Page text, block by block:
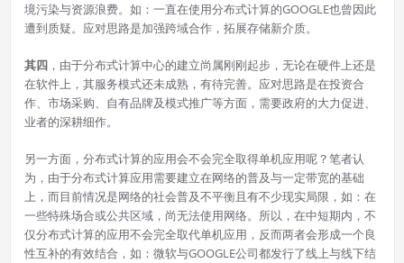
境污染与资源浪费。如：一直在使用分布式计算的GOOGLE也曾因此
遭到质疑。应对思路是加强跨域合作，拓展存储新介质。
其四，由于分布式计算中心的建立尚属刚刚起步，无论在硬件上还是
在软件上，其服务模式还未成熟，有待完善。应对思路是在投资合
作、市场采购、自有品牌及模式推广等方面，需要政府的大力促进、
业者的深耕细作。
另一方面，分布式计算的应用会不会完全取得单机应用呢？笔者认
为，由于分布式计算应用需要建立在网络的普及与一定带宽的基础
上，而目前情况是网络的社会普及不平衡且有不少现实局限，如：在
一些特殊场合或公共区域，尚无法使用网络。所以，在中短期内，不
仅分布式计算的应用不会完全取代单机应用，反而两者会形成一个良
性互补的有效结合，如：微软与GOOGLE公司都发行了线上与线下结